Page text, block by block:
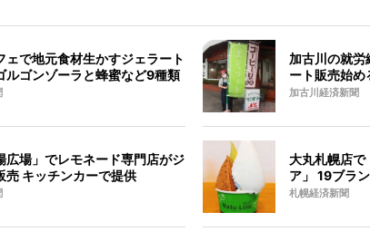
ェで地元食材生かすジェラート
ルゴンゾーラと蜂蜜など9種類
加古川の就労
ート販売始め
加古川経済新聞
広場」でレモネード専門店がジ
売 キッチンカーで提供
大丸札幌店で
ア」 19ブラ
札幌経済新聞